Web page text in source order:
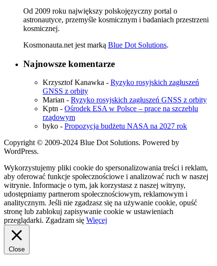
Od 2009 roku największy polskojęzyczny portal o
astronautyce, przemyśle kosmicznym i badaniach przestrzeni
kosmicznej.
Kosmonauta.net jest marką Blue Dot Solutions.
Najnowsze komentarze
Krzysztof Kanawka - Ryzyko rosyjskich zagłuszeń
GNSS z orbity
Marian - Ryzyko rosyjskich zagłuszeń GNSS z orbity
Kptn - Ośrodek ESA w Polsce – prace na szczeblu
rządowym
byko - Propozycja budżetu NASA na 2027 rok
Copyright © 2009-2024 Blue Dot Solutions. Powered by
WordPress.
Wykorzystujemy pliki cookie do spersonalizowania treści i reklam,
aby oferować funkcje społecznościowe i analizować ruch w naszej
witrynie. Informacje o tym, jak korzystasz z naszej witryny,
udostępniamy partnerom społecznościowym, reklamowym i
analitycznym. Jeśli nie zgadzasz się na używanie cookie, opuść
stronę lub zablokuj zapisywanie cookie w ustawieniach
przeglądarki. Zgadzam się Więcej
Close